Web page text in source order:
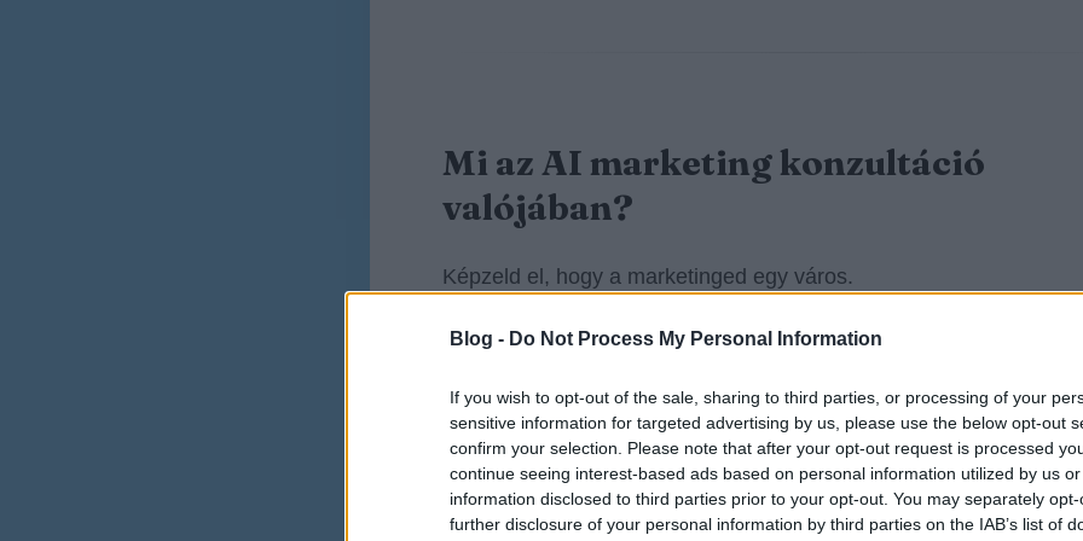
Blog - Do Not Process My Personal Information
If you wish to opt-out of the sale, sharing to third parties, or processing of your
sensitive information for targeted advertising by us, please use the below opt-out
confirm your selection. Please note that after your opt-out request is processed
continue seeing interest-based ads based on personal information utilized by us
information disclosed to third parties prior to your opt-out. You may separately
further disclosure of your personal information by third parties on the IAB’s list of
Mi az AI marketing konzultáció
valójában?
Képzeld el, hogy a marketinged egy város.
Vannakforgalmas utcák(organikus csatornák, márka-
visszatérő vásárlók).
Vannakdugók (dráguló CPC, alacsony konverzió, gyenge
pontszám).
Vannakeltévedt turisták(rossz célzás, félreértett keresési